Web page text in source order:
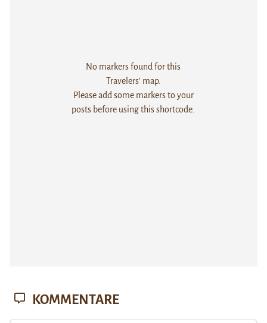
No markers found for this
Travelers' map.
Please add some markers to your
posts before using this shortcode.
KOMMENTARE